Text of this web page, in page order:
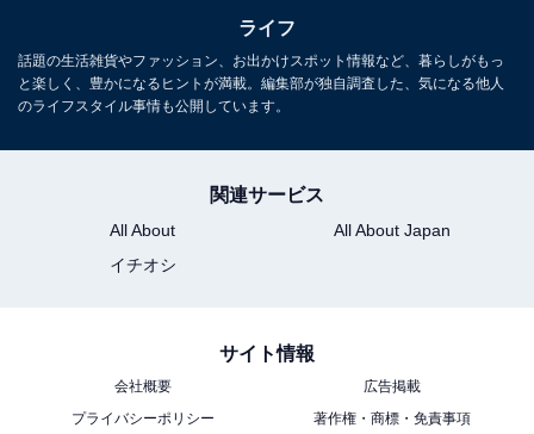
【群馬県民クイズ】ぐんまちゃんの誕生日はい
つ？ 誰でも覚えやすい日に生まれたぐんまちゃ
ライフ
話題の生活雑貨やファッション、お出かけスポット情報など、暮らしがもっ
と楽しく、豊かになるヒントが満載。編集部が独自調査した、気になる他人
のライフスタイル事情も公開しています。
関連サービス
All About
All About Japan
イチオシ
サイト情報
会社概要
広告掲載
プライバシーポリシー
著作権・商標・免責事項